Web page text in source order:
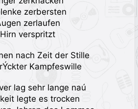
zerbersten
zerlaufen
Hirn verspritzt
nach Zeit der Stille
Kampfeswille
lag sehr lange naú
legte es trocken